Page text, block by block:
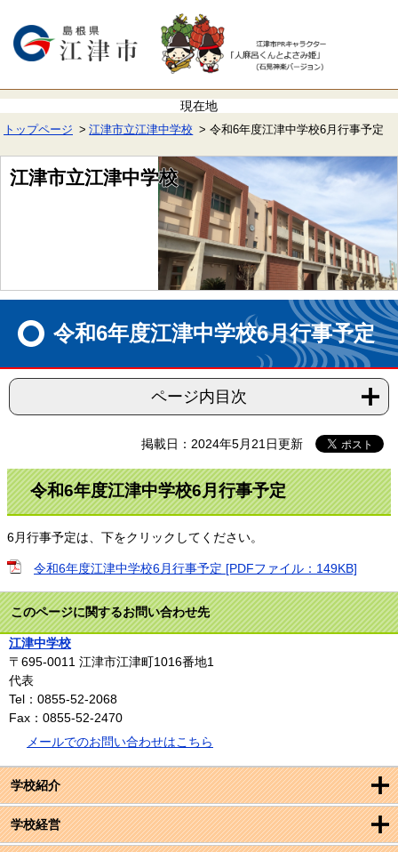
で
ば
本トップページ 江津市立江津中学校 令和6年度江津中学校6月行事予定
江津市立江津中学校
学校紹介
学校経営
令和6年度江津中学校6月行事予定
ページ内目次
掲載日：2024年5月21日更新
令和6年度江津中学校6月行事予定
6月行事予定は、下をクリックしてください。
令和6年度江津中学校6月行事予定 [PDFファイル：149KB]
このページに関するお問い合わせ先
江津中学校
〒695-0011 江津市江津町1016番地1
代表
Tel：0855-52-2068
Fax：0855-52-2470
メールでのお問い合わせはこちら